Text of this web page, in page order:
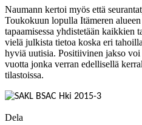
Naumann kertoi myös että
Toukokuun lopulla Itämeren
tapaamisessa yhdistetään kaikkien
vielä julkista tietoa koska eri
hyviä uutisia. Positiivinen jakso
vuotta jonka verran edellisellä
tilastoissa.
Dela